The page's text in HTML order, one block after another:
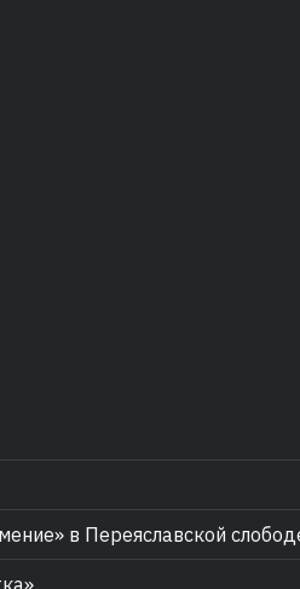
в Переяславской